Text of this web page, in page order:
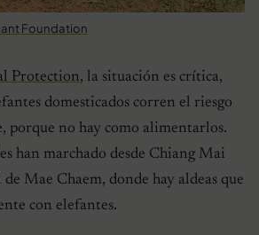
Foundation
Protection, la situación es crítica,
domesticados corren el riesgo
porque no hay como alimentarlos.
han marchado desde Chiang Mai
Mae Chaem, donde hay aldeas que
con elefantes.